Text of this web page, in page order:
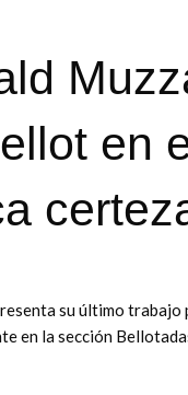
en
su último
en la sección